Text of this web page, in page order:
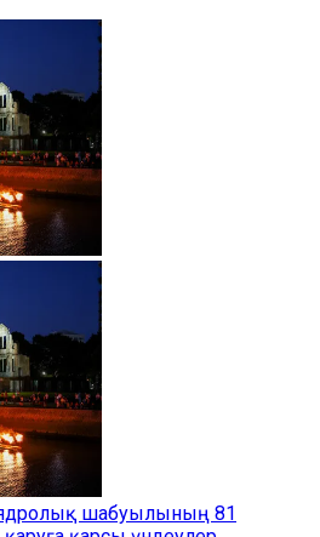
шабуылының 81